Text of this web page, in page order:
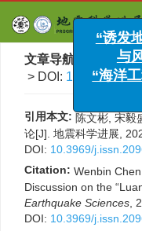
文章导航 地震科
> DOI: 10.3969/
引用本文:陈文彬, 宋毅
论[J]. 地震科学进展,
DOI: 10.3969/
Citation: Wenbin
Discussion on the
Earthquake Sciences ,
DOI: 10.3969/
“诱发
与
“海洋